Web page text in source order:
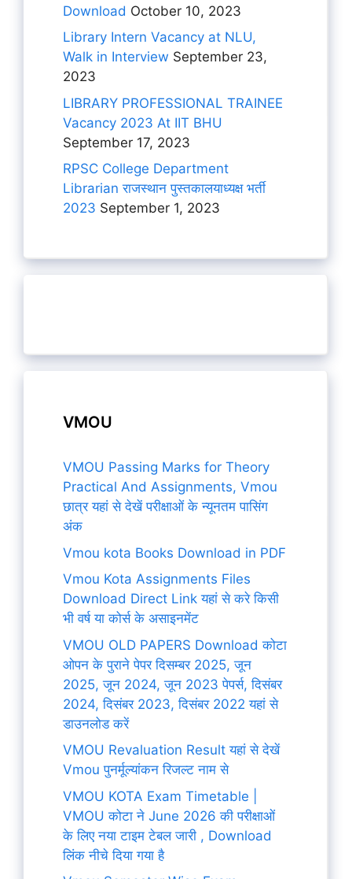
Download October 10, 2023
Library Intern Vacancy at NLU,
Walk in Interview September 23,
2023
LIBRARY PROFESSIONAL TRAINEE
Vacancy 2023 At IIT BHU
September 17, 2023
RPSC College Department
Librarian राजस्थान पुस्तकालयाध्यक्ष भर्ती
2023 September 1, 2023
VMOU
VMOU Passing Marks for Theory
Practical And Assignments, Vmou
छात्र यहां से देखें परीक्षाओं के न्यूनतम पासिंग
अंक
Vmou kota Books Download in PDF
Vmou Kota Assignments Files
Download Direct Link यहां से करे किसी
भी वर्ष या कोर्स के असाइनमेंट
VMOU OLD PAPERS Download कोटा
ओपन के पुराने पेपर दिसम्बर 2025, जून
2025, जून 2024, जून 2023 पेपर्स, दिसंबर
2024, दिसंबर 2023, दिसंबर 2022 यहां से
डाउनलोड करें
VMOU Revaluation Result यहां से देखें
Vmou पुनर्मूल्यांकन रिजल्ट नाम से
VMOU KOTA Exam Timetable |
VMOU कोटा ने June 2026 की परीक्षाओं
के लिए नया टाइम टेबल जारी , Download
लिंक नीचे दिया गया है